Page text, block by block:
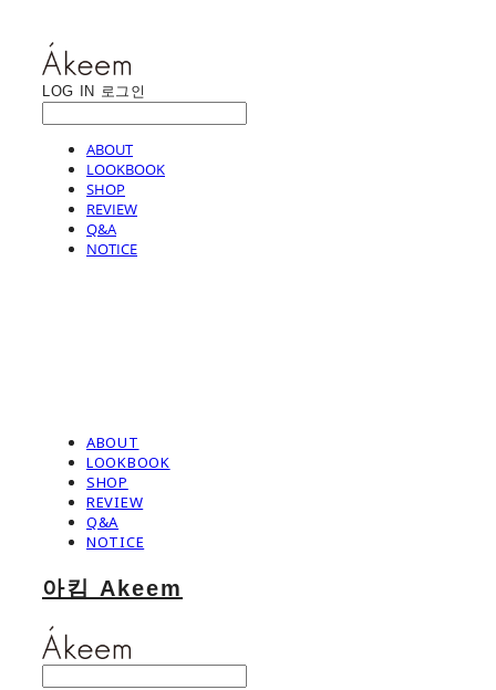
LOG IN 로그인
ABOUT
LOOKBOOK
SHOP
REVIEW
Q&A
NOTICE
ABOUT
LOOKBOOK
SHOP
REVIEW
Q&A
NOTICE
아킴 Akeem